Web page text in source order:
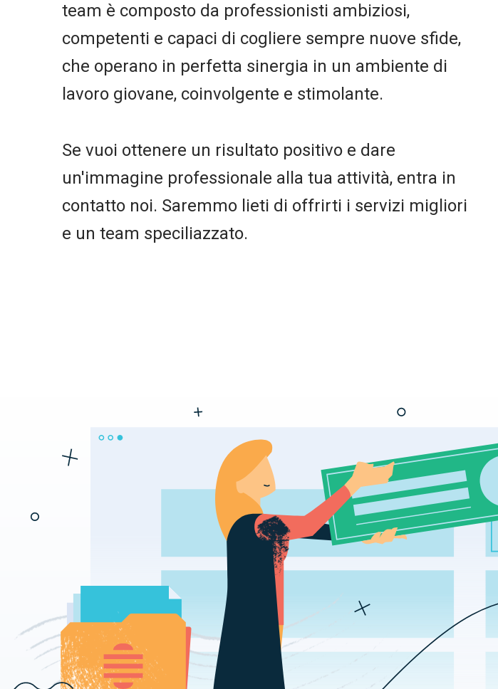
team è composto da professionisti ambiziosi,
competenti e capaci di cogliere sempre nuove sfide,
che operano in perfetta sinergia in un ambiente di
lavoro giovane, coinvolgente e stimolante.
Se vuoi ottenere un risultato positivo e dare
un'immagine professionale alla tua attività, entra in
contatto noi. Saremmo lieti di offrirti i servizi migliori
e un team speciliazzato.